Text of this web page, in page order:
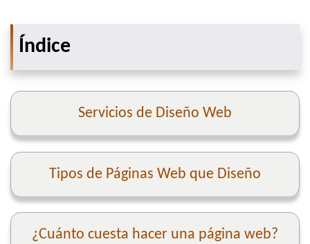
Índice
Servicios de Diseño Web
Tipos de Páginas Web que Diseño
¿Cuánto cuesta hacer una página web?